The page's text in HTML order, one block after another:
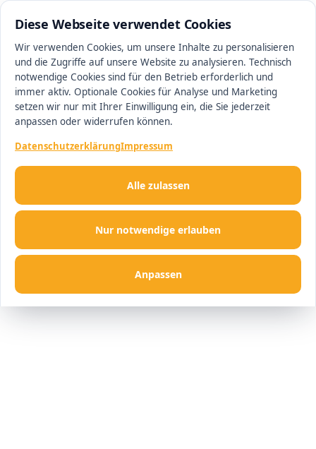
Diese Webseite verwendet Cookies
Wir verwenden Cookies, um unsere Inhalte zu personalisieren
und die Zugriffe auf unsere Website zu analysieren. Technisch
notwendige Cookies sind für den Betrieb erforderlich und
immer aktiv. Optionale Cookies für Analyse und Marketing
setzen wir nur mit Ihrer Einwilligung ein, die Sie jederzeit
anpassen oder widerrufen können.
DatenschutzerklärungImpressum
Nur notwendige erlauben
Anpassen
Alle zulassen